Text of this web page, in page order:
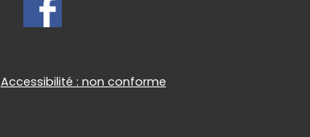
Accessibilité : non conforme